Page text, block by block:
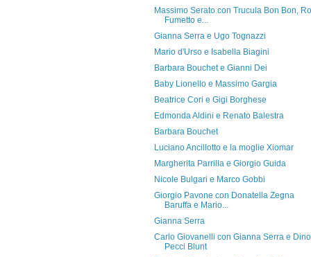
Massimo Serato con Trucula Bon Bon,
Fumetto e...
Gianna Serra e Ugo Tognazzi
Mario d'Urso e Isabella Biagini
Barbara Bouchet e Gianni Dei
Baby Lionello e Massimo Gargia
Beatrice Cori e Gigi Borghese
Edmonda Aldini e Renato Balestra
Barbara Bouchet
Luciano Ancillotto e la moglie Xiomar
Margherita Parrilla e Giorgio Guida
Nicole Bulgari e Marco Gobbi
Giorgio Pavone con Donatella Zegna
Baruffa e Mario...
Gianna Serra
Carlo Giovanelli con Gianna Serra e Dino
Pecci Blunt